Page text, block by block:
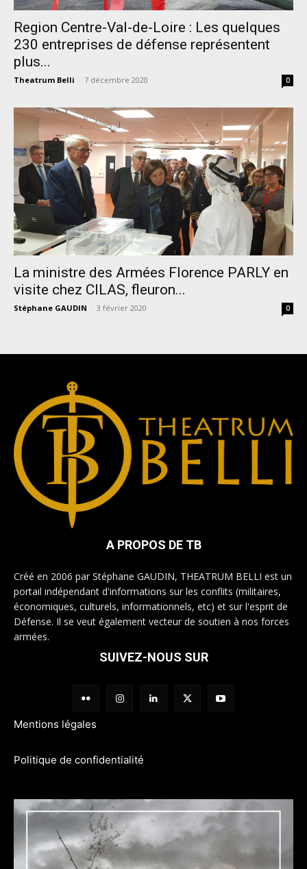
Region Centre-Val-de-Loire : Les quelques
230 entreprises de défense représentent
plus...
Theatrum Belli - 7 décembre 2020 0
La ministre des Armées Florence PARLY en
visite chez CILAS, fleuron...
Stéphane GAUDIN - 3 février 2020 0
A PROPOS DE TB
Créé en 2006 par Stéphane GAUDIN, THEATRUM BELLI est un
portail indépendant d'informations sur les conflits (militaires,
économiques, culturels, informationnels, etc) et sur l'esprit de
Défense. Il se veut également vecteur de soutien à nos forces
armées.
SUIVEZ-NOUS SUR
Mentions légales
Politique de confidentialité